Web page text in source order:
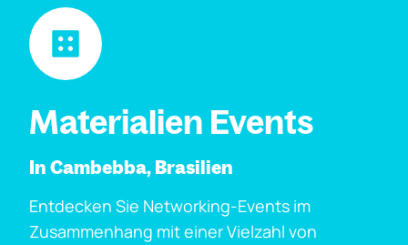
Materialien Events
In Cambebba, Brasilien
Entdecken Sie Networking-Events im
Zusammenhang mit einer Vielzahl von